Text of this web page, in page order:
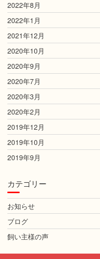
2022年8月
2022年1月
2021年12月
2020年10月
2020年9月
2020年7月
2020年3月
2020年2月
2019年12月
2019年10月
2019年9月
カテゴリー
お知らせ
ブログ
飼い主様の声